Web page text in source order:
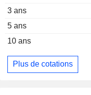
3 ans
5 ans
10 ans
Plus de cotations